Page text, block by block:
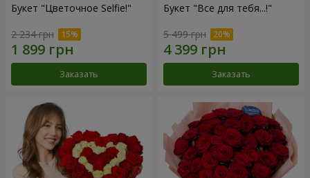
Букет "Цветочное Selfie!"
2 234 грн
Заказать
Букет "Все для тебя...!"
5 499 грн
Заказать